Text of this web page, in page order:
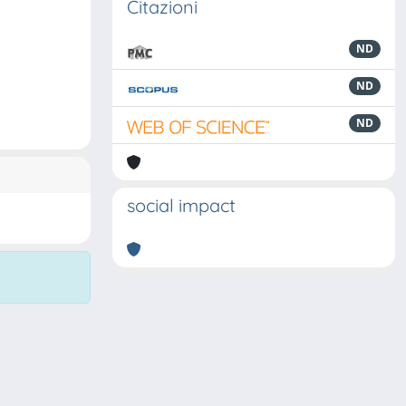
Citazioni
ND
ND
ND
social impact